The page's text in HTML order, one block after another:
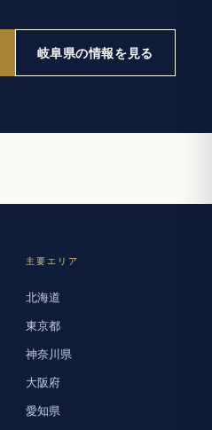
岐阜県の情報を見る
主要エリア
北海道
東京都
神奈川県
大阪府
愛知県